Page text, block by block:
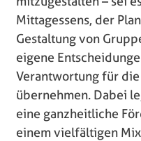
Mittagessens, der
Gestaltung von
eigene
Verantwortung für
übernehmen. Dabei
eine ganzheitliche
einem vielfältigen